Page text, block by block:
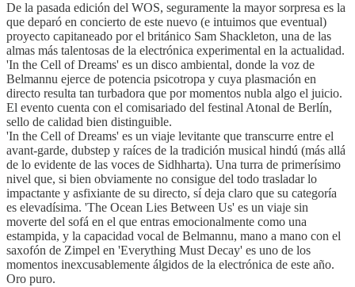
De la pasada edición del WOS, seguramente la mayor sorpresa es la
que deparó en concierto de este nuevo (e intuimos que eventual)
proyecto capitaneado por el británico Sam Shackleton, una de las
almas más talentosas de la electrónica experimental en la actualidad.
'In the Cell of Dreams' es un disco ambiental, donde la voz de
Belmannu ejerce de potencia psicotropa y cuya plasmación en
directo resulta tan turbadora que por momentos nubla algo el juicio.
El evento cuenta con el comisariado del festinal Atonal de Berlín,
sello de calidad bien distinguible.
'In the Cell of Dreams' es un viaje levitante que transcurre entre el
avant-garde, dubstep y raíces de la tradición musical hindú (más allá
de lo evidente de las voces de Sidhharta). Una turra de primerísimo
nivel que, si bien obviamente no consigue del todo trasladar lo
impactante y asfixiante de su directo, sí deja claro que su categoría
es elevadísima. 'The Ocean Lies Between Us' es un viaje sin
moverte del sofá en el que entras emocionalmente como una
estampida, y la capacidad vocal de Belmannu, mano a mano con el
saxofón de Zimpel en 'Everything Must Decay' es uno de los
momentos inexcusablemente álgidos de la electrónica de este año.
Oro puro.